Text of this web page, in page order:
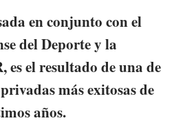
en conjunto con el
del Deporte y la
es el resultado de una de
más exitosas de
años.